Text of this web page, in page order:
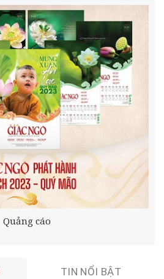
Quảng cáo
TIN NỔI BẬT